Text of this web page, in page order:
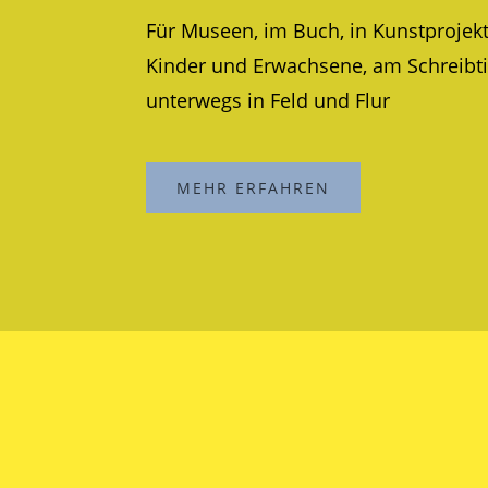
Für Museen, im Buch, in
Kinder und Erwachsene, am
unterwegs in Feld und Flur
MEHR ERFAHREN